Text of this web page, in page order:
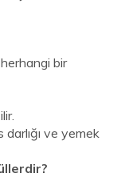
bir
ve yemek